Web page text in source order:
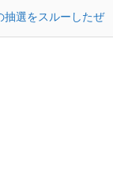
抽選をスルーしたぜ